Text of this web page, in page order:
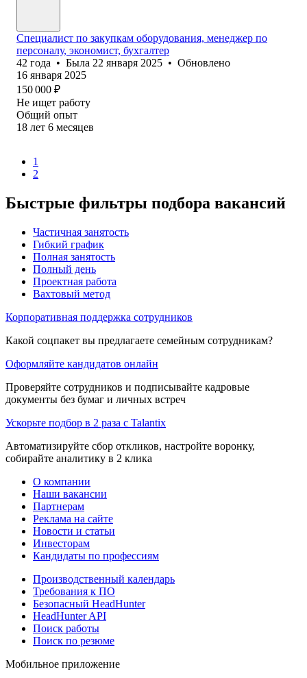
Специалист по закупкам оборудования, менеджер по
персоналу, экономист, бухгалтер
42 года • Была 22 января 2025 • Обновлено
16 января 2025
150 000 ₽
Не ищет работу
Общий опыт
18 лет 6 месяцев
1
2
Быстрые фильтры подбора вакансий
Частичная занятость
Гибкий график
Полная занятость
Полный день
Проектная работа
Вахтовый метод
Корпоративная поддержка сотрудников
Какой соцпакет вы предлагаете семейным сотрудникам?
Оформляйте кандидатов онлайн
Проверяйте сотрудников и подписывайте кадровые
документы без бумаг и личных встреч
Ускорьте подбор в 2 раза с Talantix
Автоматизируйте сбор откликов, настройте воронку,
собирайте аналитику в 2 клика
О компании
Наши вакансии
Партнерам
Реклама на сайте
Новости и статьи
Инвесторам
Кандидаты по профессиям
Производственный календарь
Требования к ПО
Безопасный HeadHunter
HeadHunter API
Поиск работы
Поиск по резюме
Мобильное приложение